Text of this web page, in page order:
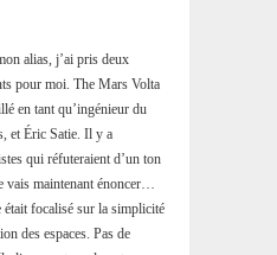
alias, j’ai pris deux
pour moi. The Mars Volta
en tant qu’ingénieur du
et Éric Satie. Il y a
qui réfuteraient d’un ton
vais maintenant énoncer…
focalisé sur la simplicité
des espaces. Pas de